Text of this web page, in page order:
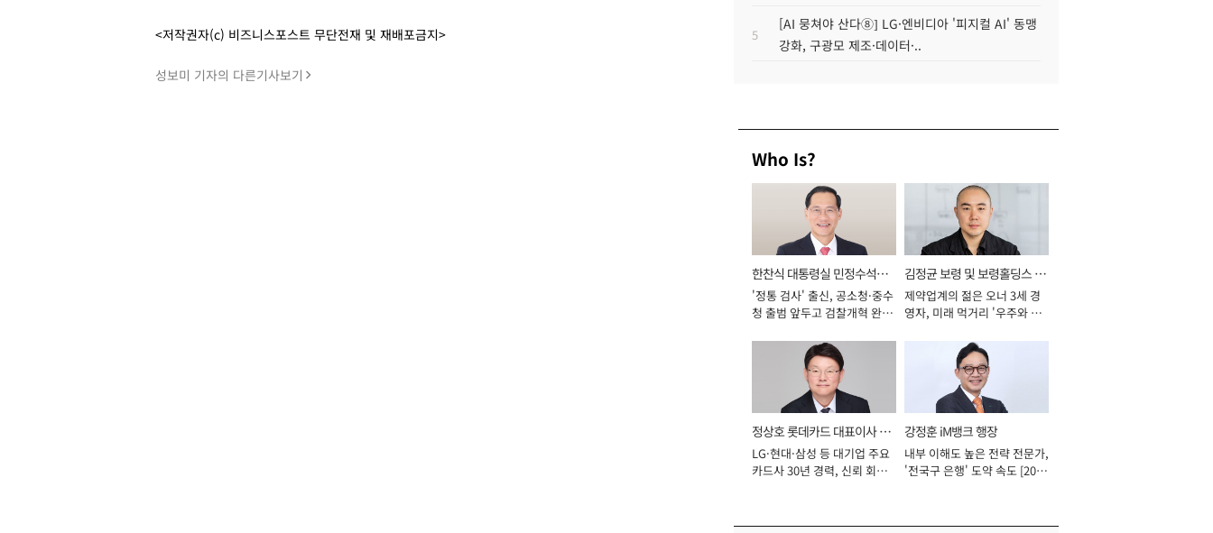
<저작권자(c) 비즈니스포스트 무단전재 및 재배포금지>
성보미 기자의 다른기사보기
5
[AI 뭉쳐야 산다⑧] LG·엔비디아 '피지컬 AI' 동맹
강화, 구광모 제조·데이터·..
Who Is?
한찬식 대통령실 민정수석비
서관
'정통 검사' 출신, 공소청·중수
청 출범 앞두고 검찰개혁 완수
김정균 보령 및 보령홀딩스 대
표이사 사장
제약업계의 젊은 오너 3세 경
영자, 미래 먹거리 '우주와 헬
정상호 롯데카드 대표이사 사
장
LG·현대·삼성 등 대기업 주요
카드사 30년 경력, 신뢰 회복
강정훈 iM뱅크 행장
내부 이해도 높은 전략 전문가,
'전국구 은행' 도약 속도 [2026